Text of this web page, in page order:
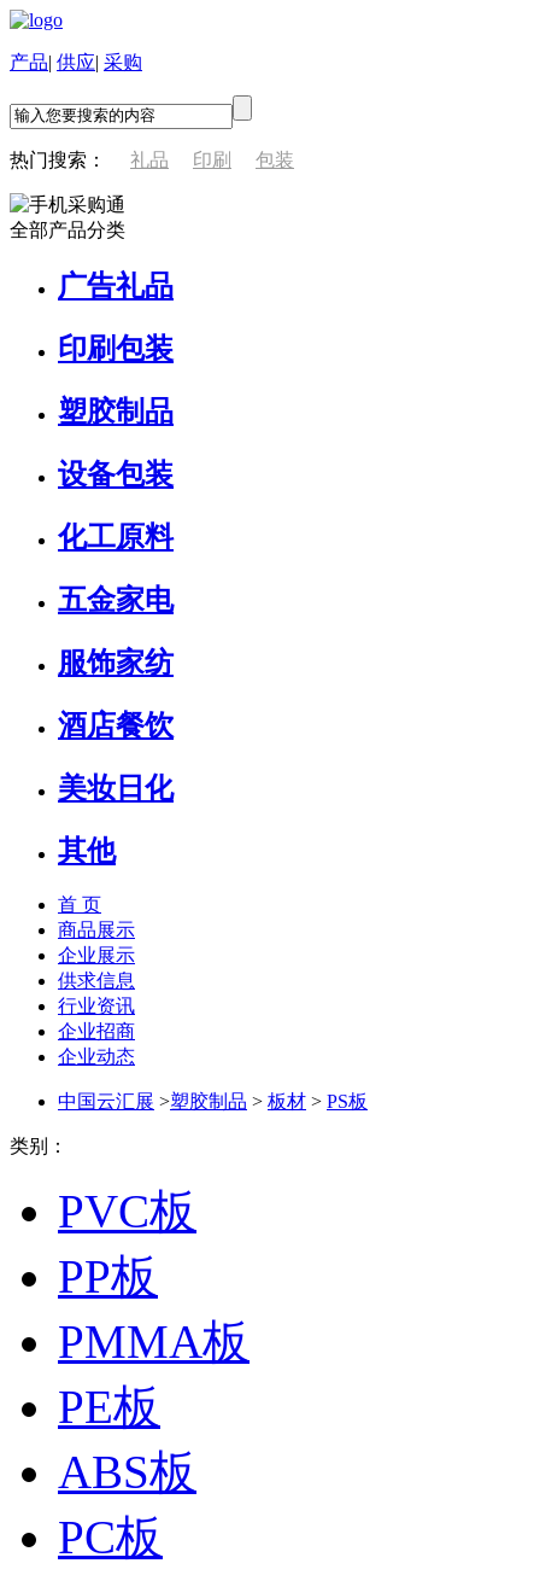
产品| 供应| 采购
热门搜索： 礼品 印刷 包装
全部产品分类
广告礼品
印刷包装
塑胶制品
设备包装
化工原料
五金家电
服饰家纺
酒店餐饮
美妆日化
其他
首 页
商品展示
企业展示
供求信息
行业资讯
企业招商
企业动态
中国云汇展 >塑胶制品 > 板材 > PS板
类别：
PVC板
PP板
PMMA板
PE板
ABS板
PC板